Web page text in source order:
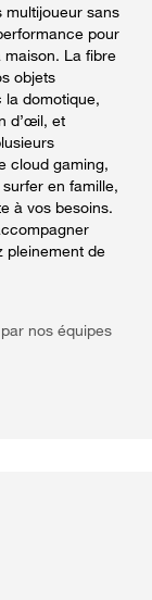
multijoueur sans
pour
La fibre
objets
la domotique,
d’œil, et
cloud gaming,
en famille,
à vos besoins.
pleinement de
nos équipes